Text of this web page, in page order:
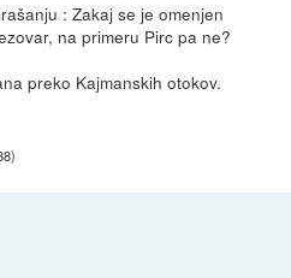
: Zakaj se je omenjen
na primeru Pirc pa ne?
preko Kajmanskih otokov.
)